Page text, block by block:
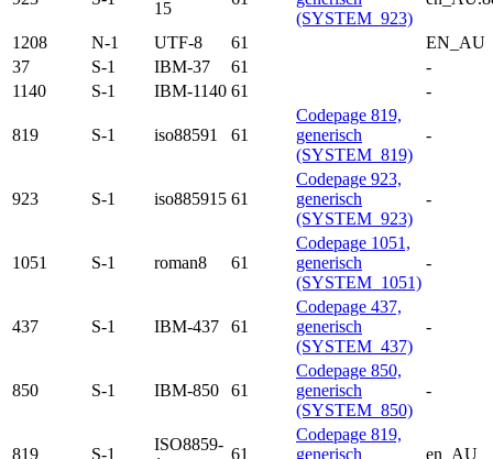
15
(SYSTEM_923)
1208 N-1 UTF-8 61
EN_AU
37
S-1 IBM-37 61
-
1140
S-1 IBM-1140 61 -
819 S-1 iso88591 61
Codepage 819,
generisch
(SYSTEM_819)
-
923 S-1 iso885915 61
Codepage 923,
generisch
(SYSTEM_923)
-
1051 S-1 roman8 61
Codepage 1051,
generisch
(SYSTEM_1051)
-
437 S-1 IBM-437 61
Codepage 437,
generisch
(SYSTEM_437)
-
850 S-1 IBM-850 61
Codepage 850,
generisch
(SYSTEM_850)
-
819 S-1
ISO8859-
61
Codepage 819,
generisch
en_AU